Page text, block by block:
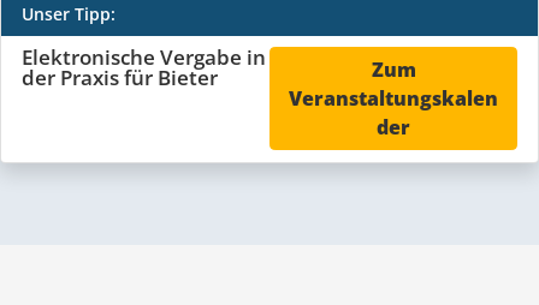
Umweltfreundliche
Produkte
Unser Tipp:
Elektronische Vergabe in
der Praxis für Bieter
Zum
Veranstaltungskalen
der